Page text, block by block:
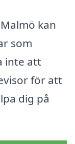
kan
som
inte att
för att
dig på